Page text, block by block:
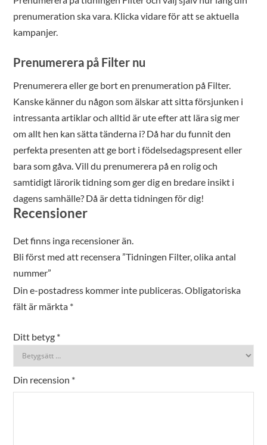
prenumeration ska vara. Klicka vidare för att se aktuella
kampanjer.
Prenumerera på Filter nu
Prenumerera eller ge bort en prenumeration på Filter.
Kanske känner du någon som älskar att sitta försjunken i
intressanta artiklar och alltid är ute efter att lära sig mer
om allt hen kan sätta tänderna i? Då har du funnit den
perfekta presenten att ge bort i födelsedagspresent eller
bara som gåva. Vill du prenumerera på en rolig och
samtidigt lärorik tidning som ger dig en bredare insikt i
dagens samhälle? Då är detta tidningen för dig!
Recensioner
Det finns inga recensioner än.
Bli först med att recensera ”Tidningen Filter, olika antal
nummer”
Din e-postadress kommer inte publiceras.Obligatoriska
fält är märkta *
Ditt betyg *
Din recension *